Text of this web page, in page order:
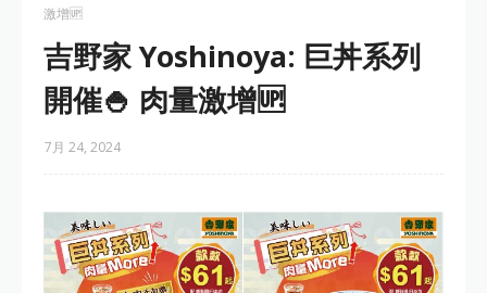
激增🆙
吉野家 Yoshinoya: 巨丼系列
開催🍚 肉量激增🆙
7月 24, 2024